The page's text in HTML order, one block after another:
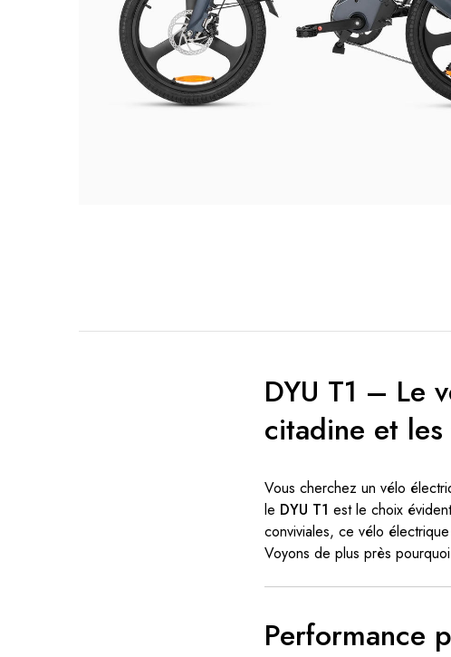
DYU T1 – Le
citadine et les
Vous cherchez un vélo
le DYU T1 est le choix
conviviales, ce vélo
Voyons de plus près
Performance